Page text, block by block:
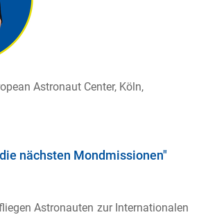
Astronaut Center, Köln,
nächsten Mondmissionen"
Astronauten zur Internationalen